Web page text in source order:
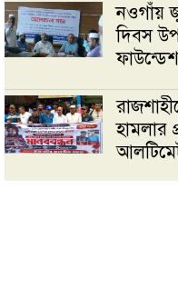
নওগাঁয়
দিবস
হামলার